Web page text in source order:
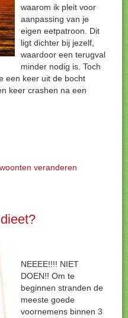
waarom ik pleit voor
aanpassing van je
eigen eetpatroon. Dit
ligt dichter bij jezelf,
waardoor een terugval
minder nodig is. Toch
een keer uit de bocht
keer crashen na een
veranderen
NEEEE!!!! NIET
DOEN!! Om te
beginnen stranden de
meeste goede
voornemens binnen 3